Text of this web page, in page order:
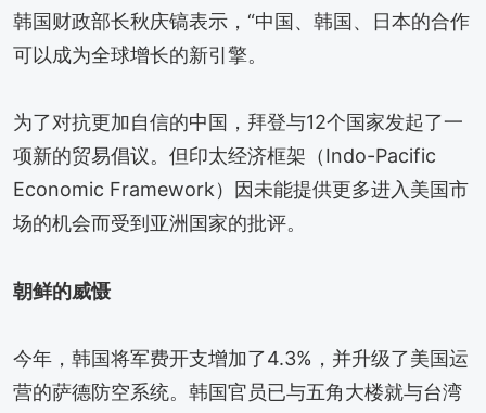
韩国财政部长秋庆镐表示，“中国、韩国、日本的合作
可以成为全球增长的新引擎。
为了对抗更加自信的中国，拜登与12个国家发起了一
项新的贸易倡议。但印太经济框架（Indo-Pacific
Economic Framework）因未能提供更多进入美国市
场的机会而受到亚洲国家的批评。
朝鲜的威慑
今年，韩国将军费开支增加了4.3%，并升级了美国运
营的萨德防空系统。韩国官员已与五角大楼就与台湾